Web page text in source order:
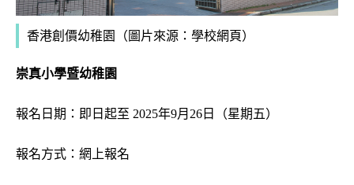
香港創價幼稚園 （圖片來源：學校網頁）
崇真小學暨幼稚園
報名日期：即日起至 2025年9月26日（星期五）
報名方式：網上報名